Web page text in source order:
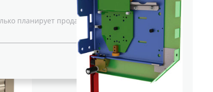
планирует продавать ворота,